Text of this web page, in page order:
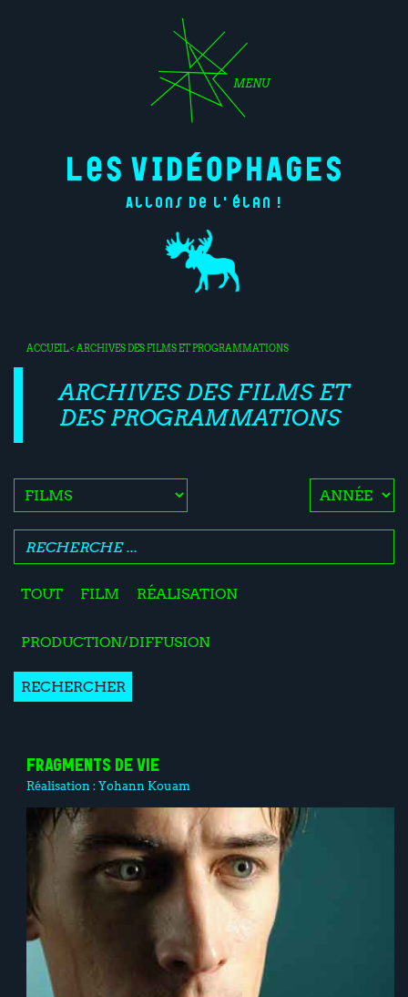
MENU
Allons de l'élan !
ACCUEIL< ARCHIVES DES FILMS ET PROGRAMMATIONS
ARCHIVES DES FILMS ET
DES PROGRAMMATIONS
TOUT FILM RÉALISATION
PRODUCTION/DIFFUSION
RECHERCHER
FRAGMENTS DE VIE
Réalisation :Yohann Kouam